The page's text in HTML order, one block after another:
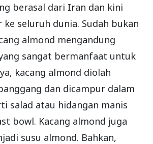
berasal dari Iran dan kini
seluruh dunia. Sudah bukan
almond mengandung
sangat bermanfaat untuk
kacang almond diolah
dan dicampur dalam
salad atau hidangan manis
bowl. Kacang almond juga
susu almond. Bahkan,